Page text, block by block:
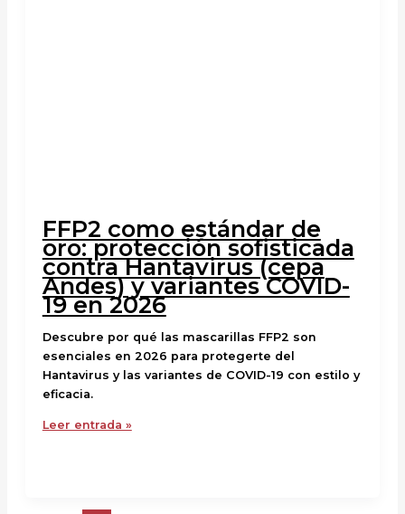
FFP2 como estándar de
oro: protección sofisticada
contra Hantavirus (cepa
Andes) y variantes COVID-
19 en 2026
Descubre por qué las mascarillas FFP2 son
esenciales en 2026 para protegerte del
Hantavirus y las variantes de COVID-19 con estilo y
eficacia.
Leer entrada »